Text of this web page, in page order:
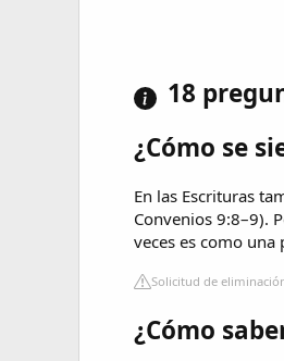
18
¿Cómo se
En las Escrituras
Convenios 9:8–9).
veces es como
Solicitud de
¿Cómo